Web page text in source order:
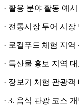
· 활용 분야 활동 예시
· 전통시장 투어 시
· 로컬푸드 체험 지
· 특산물 홍보 지역
· 장보기 체험 관광
· 3. 음식 관광 코스